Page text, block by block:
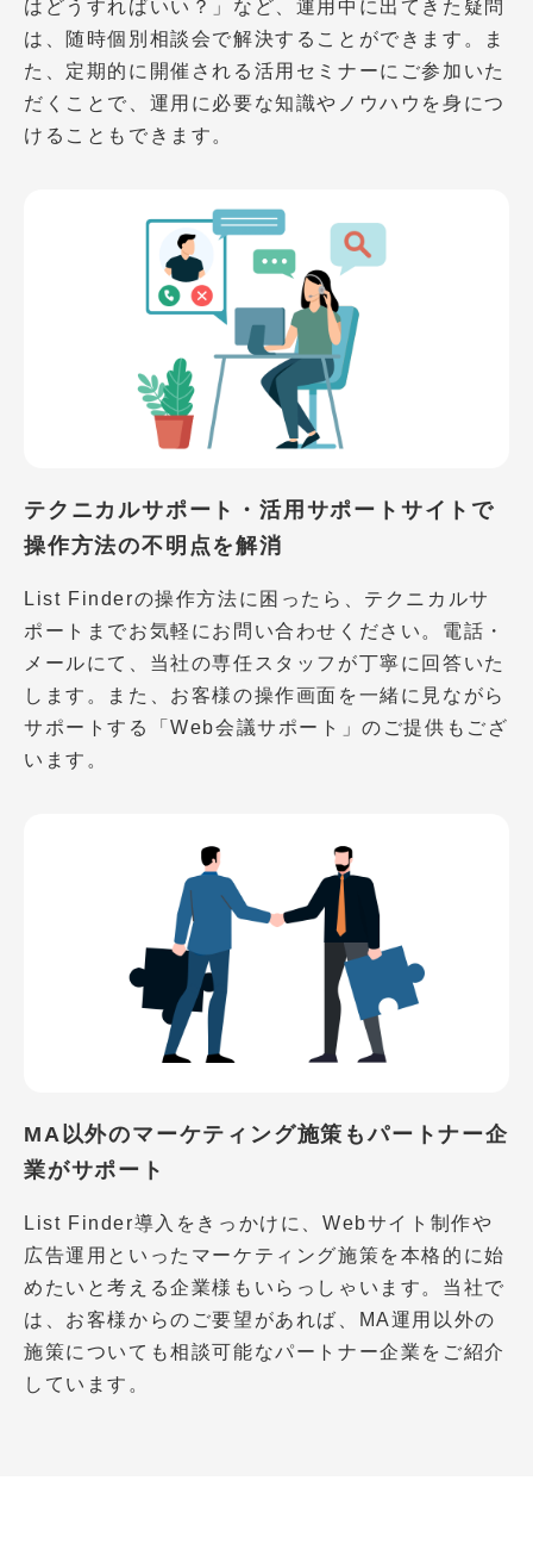
はどうすればいい？」など、運用中に出てきた疑問
は、随時個別相談会で解決することができます。ま
た、定期的に開催される活用セミナーにご参加いた
だくことで、運用に必要な知識やノウハウを身につ
けることもできます。
テクニカルサポート・活用サポートサイトで
操作方法の不明点を解消
List Finderの操作方法に困ったら、テクニカルサ
ポートまでお気軽にお問い合わせください。電話・
メールにて、当社の専任スタッフが丁寧に回答いた
します。また、お客様の操作画面を一緒に見ながら
サポートする「Web会議サポート」のご提供もござ
います。
MA以外のマーケティング施策もパートナー企
業がサポート
List Finder導入をきっかけに、Webサイト制作や
広告運用といったマーケティング施策を本格的に始
めたいと考える企業様もいらっしゃいます。当社で
は、お客様からのご要望があれば、MA運用以外の
施策についても相談可能なパートナー企業をご紹介
しています。